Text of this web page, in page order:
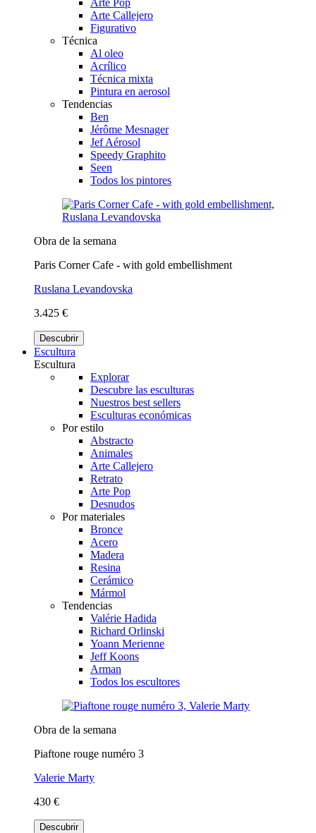
Arte Callejero
Figurativo
Técnica
Al oleo
Acrílico
Técnica mixta
Pintura en aerosol
Tendencias
Ben
Jérôme Mesnager
Jef Aérosol
Speedy Graphito
Seen
Todos los pintores
Obra de la semana
Paris Corner Cafe - with gold embellishment
Ruslana Levandovska
3.425 €
Descubrir
Escultura
Escultura
Explorar
Descubre las esculturas
Nuestros best sellers
Esculturas económicas
Por estilo
Abstracto
Animales
Arte Callejero
Retrato
Arte Pop
Desnudos
Por materiales
Bronce
Acero
Madera
Resina
Cerámico
Mármol
Tendencias
Valérie Hadida
Richard Orlinski
Yoann Merienne
Jeff Koons
Arman
Todos los escultores
Obra de la semana
Piaftone rouge numéro 3
Valerie Marty
430 €
Descubrir